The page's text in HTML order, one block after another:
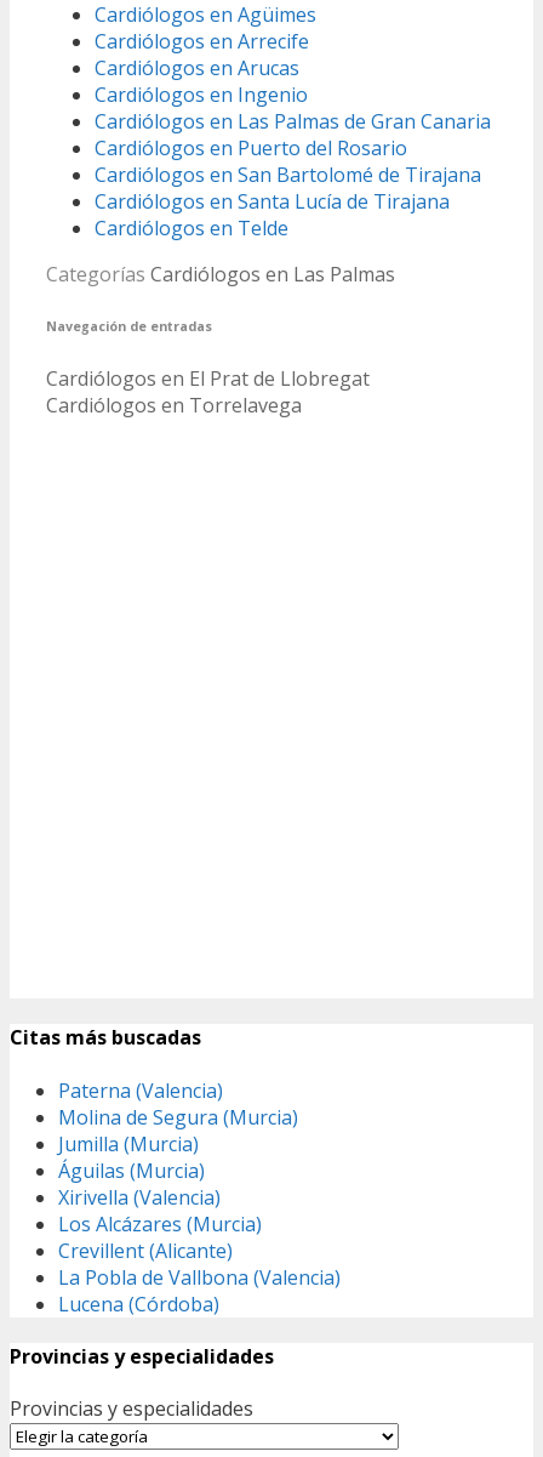
Cardiólogos en Agüimes
Cardiólogos en Arrecife
Cardiólogos en Arucas
Cardiólogos en Ingenio
Cardiólogos en Las Palmas de Gran Canaria
Cardiólogos en Puerto del Rosario
Cardiólogos en San Bartolomé de Tirajana
Cardiólogos en Santa Lucía de Tirajana
Cardiólogos en Telde
Categorías Cardiólogos en Las Palmas
Navegación de entradas
Cardiólogos en El Prat de Llobregat
Cardiólogos en Torrelavega
Citas más buscadas
Paterna (Valencia)
Molina de Segura (Murcia)
Jumilla (Murcia)
Águilas (Murcia)
Xirivella (Valencia)
Los Alcázares (Murcia)
Crevillent (Alicante)
La Pobla de Vallbona (Valencia)
Lucena (Córdoba)
Provincias y especialidades
Provincias y especialidades